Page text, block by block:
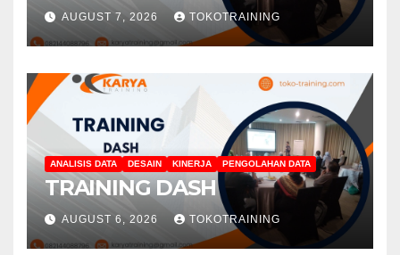
AUGUST 7, 2026 TOKOTRAINING
ANALISIS DATA DESAIN KINERJA PENGOLAHAN DATA
TRAINING DASH
AUGUST 6, 2026 TOKOTRAINING